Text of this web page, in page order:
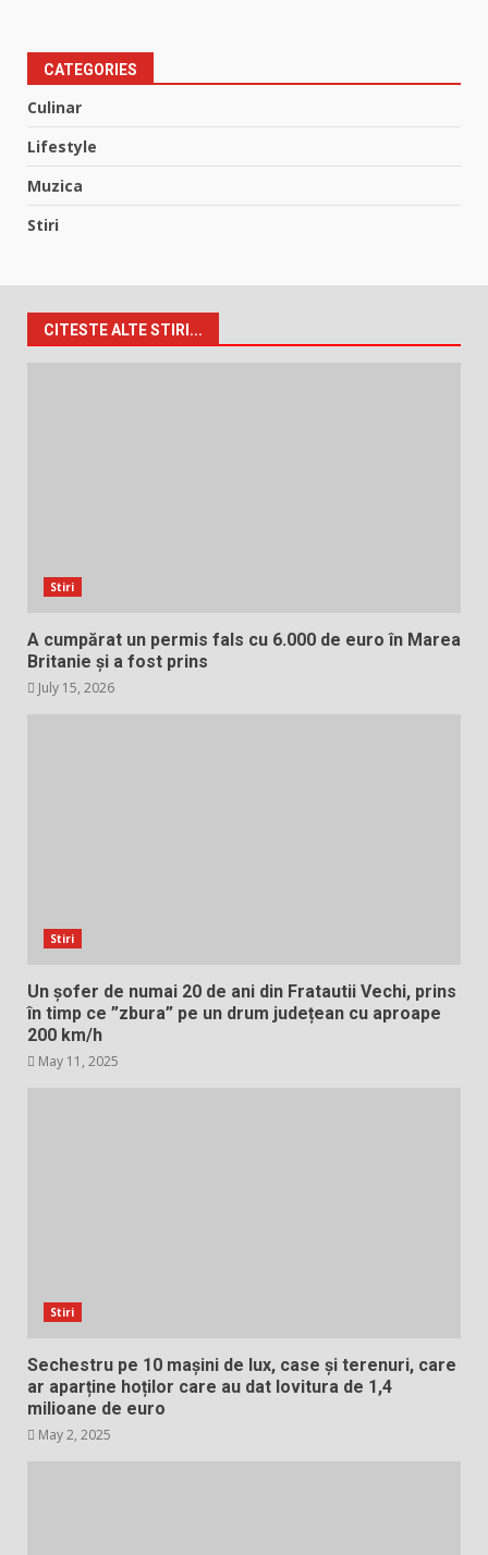
CATEGORIES
Culinar
Lifestyle
Muzica
Stiri
CITESTE ALTE STIRI...
Stiri
A cumpărat un permis fals cu 6.000 de euro în Marea
Britanie și a fost prins
July 15, 2026
Stiri
Un șofer de numai 20 de ani din Fratautii Vechi, prins
în timp ce ”zbura” pe un drum județean cu aproape
200 km/h
May 11, 2025
Stiri
Sechestru pe 10 mașini de lux, case și terenuri, care
ar aparține hoților care au dat lovitura de 1,4
milioane de euro
May 2, 2025